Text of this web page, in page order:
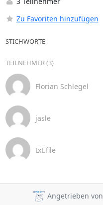
Zu Favoriten hinzufügen
STICHWORTE
TEILNEHMER (3)
Florian Schlegel
jasle
txt.file
Angetrieben von